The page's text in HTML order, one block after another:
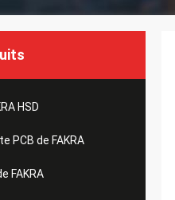
HSD
PCB de FAKRA
FAKRA